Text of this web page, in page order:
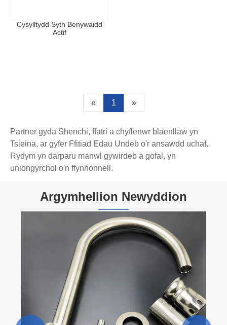
Cysylltydd Syth Benywaidd
Actif
« 1 »
Partner gyda Shenchi, ffatri a chyflenwr blaenllaw yn
Tsieina, ar gyfer Ffitiad Edau Undeb o'r ansawdd uchaf.
Rydym yn darparu manwl gywirdeb a gofal, yn
uniongyrchol o'n ffynhonnell.
Argymhellion Newyddion